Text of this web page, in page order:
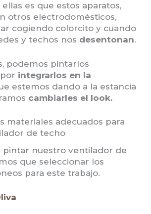
es que estos aparatos,
otros electrodomésticos,
cogiendo colorcito y cuando
y techos nos desentonan.
podemos pintarlos
integrarlos en la
estemos dando a la estancia
cambiarles el look.
materiales adecuados para
de techo
pintar nuestro ventilador de
que seleccionar los
para este trabajo.